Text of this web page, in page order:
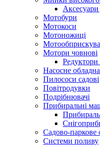
Мотобури
Мотокоси
Мотоножиці
Мотори човнові
Редуктори
Насосне
Пилососи садові
Повітродувки
Подрібнювачі
Прибиральні
Садово-паркове
Системи поливу